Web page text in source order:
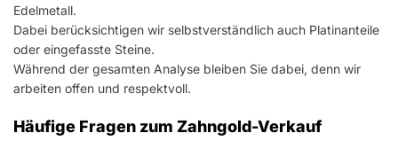
Edelmetall.
Dabei berücksichtigen wir selbstverständlich auch Platinanteile
oder eingefasste Steine.
Während der gesamten Analyse bleiben Sie dabei, denn wir
arbeiten offen und respektvoll.
Häufige Fragen zum Zahngold-Verkauf